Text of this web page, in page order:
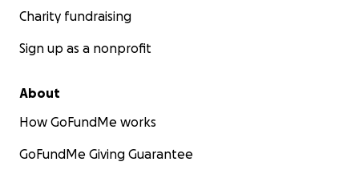
Charity fundraising
Sign up as a nonprofit
About
How GoFundMe works
GoFundMe Giving Guarantee